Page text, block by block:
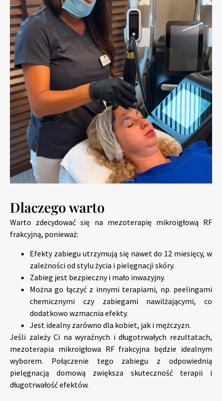
Dlaczego warto
Warto zdecydować się na mezoterapię mikroigłową RF
frakcyjną, ponieważ:
Efekty zabiegu utrzymują się nawet do 12 miesięcy, w
zależności od stylu życia i pielęgnacji skóry.
Zabieg jest bezpieczny i mało inwazyjny.
Można go łączyć z innymi terapiami, np. peelingami
chemicznymi czy zabiegami nawilżającymi, co
dodatkowo wzmacnia efekty.
Jest idealny zarówno dla kobiet, jak i mężczyzn.
Jeśli zależy Ci na wyraźnych i długotrwałych rezultatach,
mezoterapia mikroigłowa RF frakcyjna będzie idealnym
wyborem. Połączenie tego zabiegu z odpowiednią
pielęgnacją domową zwiększa skuteczność terapii i
długotrwałość efektów.